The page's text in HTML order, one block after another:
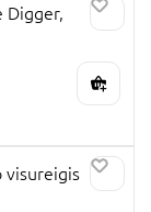
Digger,
visureigis